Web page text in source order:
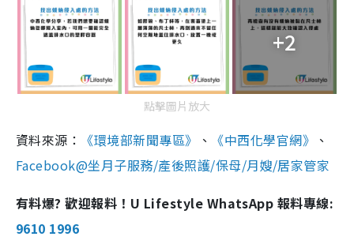
+2
點擊圖片放大
資料來源： 《環境部新聞專區》 、 《中西化學官網》 、
Facebook@坐月子服務/產後照護/保母/月嫂/居家管家
有料爆? 歡迎報料！U Lifestyle WhatsApp 報料專線:
9610 1996